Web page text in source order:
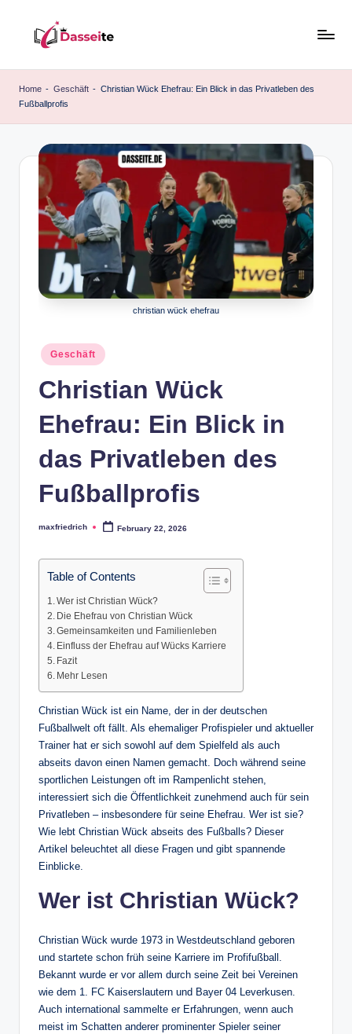
content
a
e
Home - Geschäft - Christian Wück Ehefrau: Ein Blick in das Privatleben des
Fußballprofis
christian wück ehefrau
Posted
in
Geschäft
Christian Wück
Ehefrau: Ein Blick in
das Privatleben des
Fußballprofis
Posted
maxfriedrich February 22, 2026
Table of Contents
Wer ist Christian Wück?
Die Ehefrau von Christian Wück
Gemeinsamkeiten und Familienleben
Einfluss der Ehefrau auf Wücks Karriere
Fazit
Mehr Lesen
Christian Wück ist ein Name, der in der deutschen
Fußballwelt oft fällt. Als ehemaliger Profispieler und aktueller
Trainer hat er sich sowohl auf dem Spielfeld als auch
abseits davon einen Namen gemacht. Doch während seine
sportlichen Leistungen oft im Rampenlicht stehen,
interessiert sich die Öffentlichkeit zunehmend auch für sein
Privatleben – insbesondere für seine Ehefrau. Wer ist sie?
Wie lebt Christian Wück abseits des Fußballs? Dieser
Artikel beleuchtet all diese Fragen und gibt spannende
Einblicke.
Wer ist Christian Wück?
Christian Wück wurde 1973 in Westdeutschland geboren
und startete schon früh seine Karriere im Profifußball.
Bekannt wurde er vor allem durch seine Zeit bei Vereinen
wie dem 1. FC Kaiserslautern und Bayer 04 Leverkusen.
Auch international sammelte er Erfahrungen, wenn auch
meist im Schatten anderer prominenter Spieler seiner